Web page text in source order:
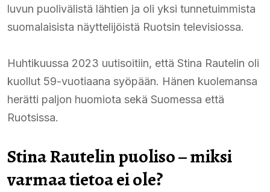
luvun puolivälistä lähtien ja oli yksi tunnetuimmista
suomalaisista näyttelijöistä Ruotsin televisiossa.
Huhtikuussa 2023 uutisoitiin, että Stina Rautelin oli
kuollut 59-vuotiaana syöpään. Hänen kuolemansa
herätti paljon huomiota sekä Suomessa että
Ruotsissa.
Stina Rautelin puoliso – miksi
varmaa tietoa ei ole?